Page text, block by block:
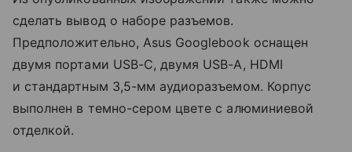
сделать вывод о наборе разъемов.
Предположительно, Asus Googlebook оснащен
двумя портами USB-C, двумя USB-A, HDMI
и стандартным 3,5-мм аудиоразъемом. Корпус
выполнен в темно-сером цвете с алюминиевой
отделкой.